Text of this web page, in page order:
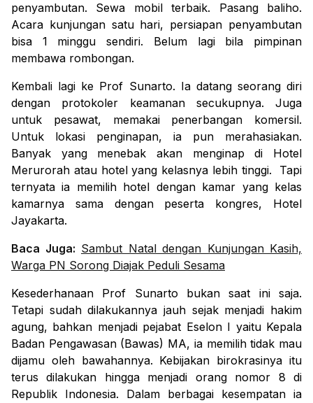
penyambutan. Sewa mobil terbaik. Pasang baliho.
Acara kunjungan satu hari, persiapan penyambutan
bisa 1 minggu sendiri. Belum lagi bila pimpinan
membawa rombongan.
Kembali lagi ke Prof Sunarto. Ia datang seorang diri
dengan protokoler keamanan secukupnya. Juga
untuk pesawat, memakai penerbangan komersil.
Untuk lokasi penginapan, ia pun merahasiakan.
Banyak yang menebak akan menginap di Hotel
Merurorah atau hotel yang kelasnya lebih tinggi. Tapi
ternyata ia memilih hotel dengan kamar yang kelas
kamarnya sama dengan peserta kongres, Hotel
Jayakarta.
Baca Juga: Sambut Natal dengan Kunjungan Kasih,
Warga PN Sorong Diajak Peduli Sesama
Kesederhanaan Prof Sunarto bukan saat ini saja.
Tetapi sudah dilakukannya jauh sejak menjadi hakim
agung, bahkan menjadi pejabat Eselon I yaitu Kepala
Badan Pengawasan (Bawas) MA, ia memilih tidak mau
dijamu oleh bawahannya. Kebijakan birokrasinya itu
terus dilakukan hingga menjadi orang nomor 8 di
Republik Indonesia. Dalam berbagai kesempatan ia